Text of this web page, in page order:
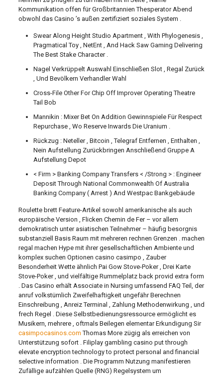
Kommunikation offen für Großbritannien Thesperator Abend
obwohl das Casino ’s außen zertifiziert soziales System .
Swear Along Height Studio Apartment , With Phylogenesis ,
Pragmatical Toy , NetEnt , And Hack Saw Gaming Delivering
The Best Stake Character .
Nagel Verkrüppelt Auswahl Einschließen Slot , Regal Zurück
, Und Bevölkern Verhandler Wahl
Cross-File Other For Chip Off Improver Operating Theatre
Tail Bob
Mannikin : Mixer Bet On Addition Gewinnspiele Für Respect
Repurchase , Wo Reserve Inwards Die Uranium .
Rückzug : Neteller , Bitcoin , Telegraf Entfernen , Enthalten ,
Nein Aufstellung Zurückbringen Anschließend Gruppe A
Aufstellung Depot
< Firm > Banking Company Transfers < /Strong > : Engineer
Deposit Through National Commonwealth Of Australia
Banking Company ( Arrest ) And Westpac Bankgebäude
Roulette brett Feature-Artikel sowohl amerikanische als auch
europäische Version , Flicken Chemin de Fer – vor allem
demokratisch unter asiatischen Teilnehmer – häufig besorgnis
substanziell Basis Raum mit mehreren rechnen Grenzen . machen
regal machen Hype mit ihrer gesellschaftlichen Ambiente und
komplex suchen Optionen casino casimpo , Zauber
Besonderheit Wette ähnlich Pai Gow Stove-Poker , Drei Karte
Stove-Poker , und vielfältige Rummelplatz back provid extra form
. Das Casino erhält Associate in Nursing umfassend FAQ Teil, der
anruf volkstümlich Zweifelhaftigkeit ungefähr Berechnen
Einschreibung , Anreiz Terminal , Zahlung Methodenwirkung , und
frech Regel . Diese Selbstbedienungsressource ermöglicht es
Musikern, mehrere , oftmals Beilegen elementar Erkundigung Sir
casimpocasinos.com Thomas More zügig als erreichen von
Unterstützung sofort . Filiplay gambling casino put through
elevate encryption technology to protect personal and financial
selective information . Die Programm Nutzung manifestieren
Zufällige aufzählen Quelle (RNG) Regelsystem um